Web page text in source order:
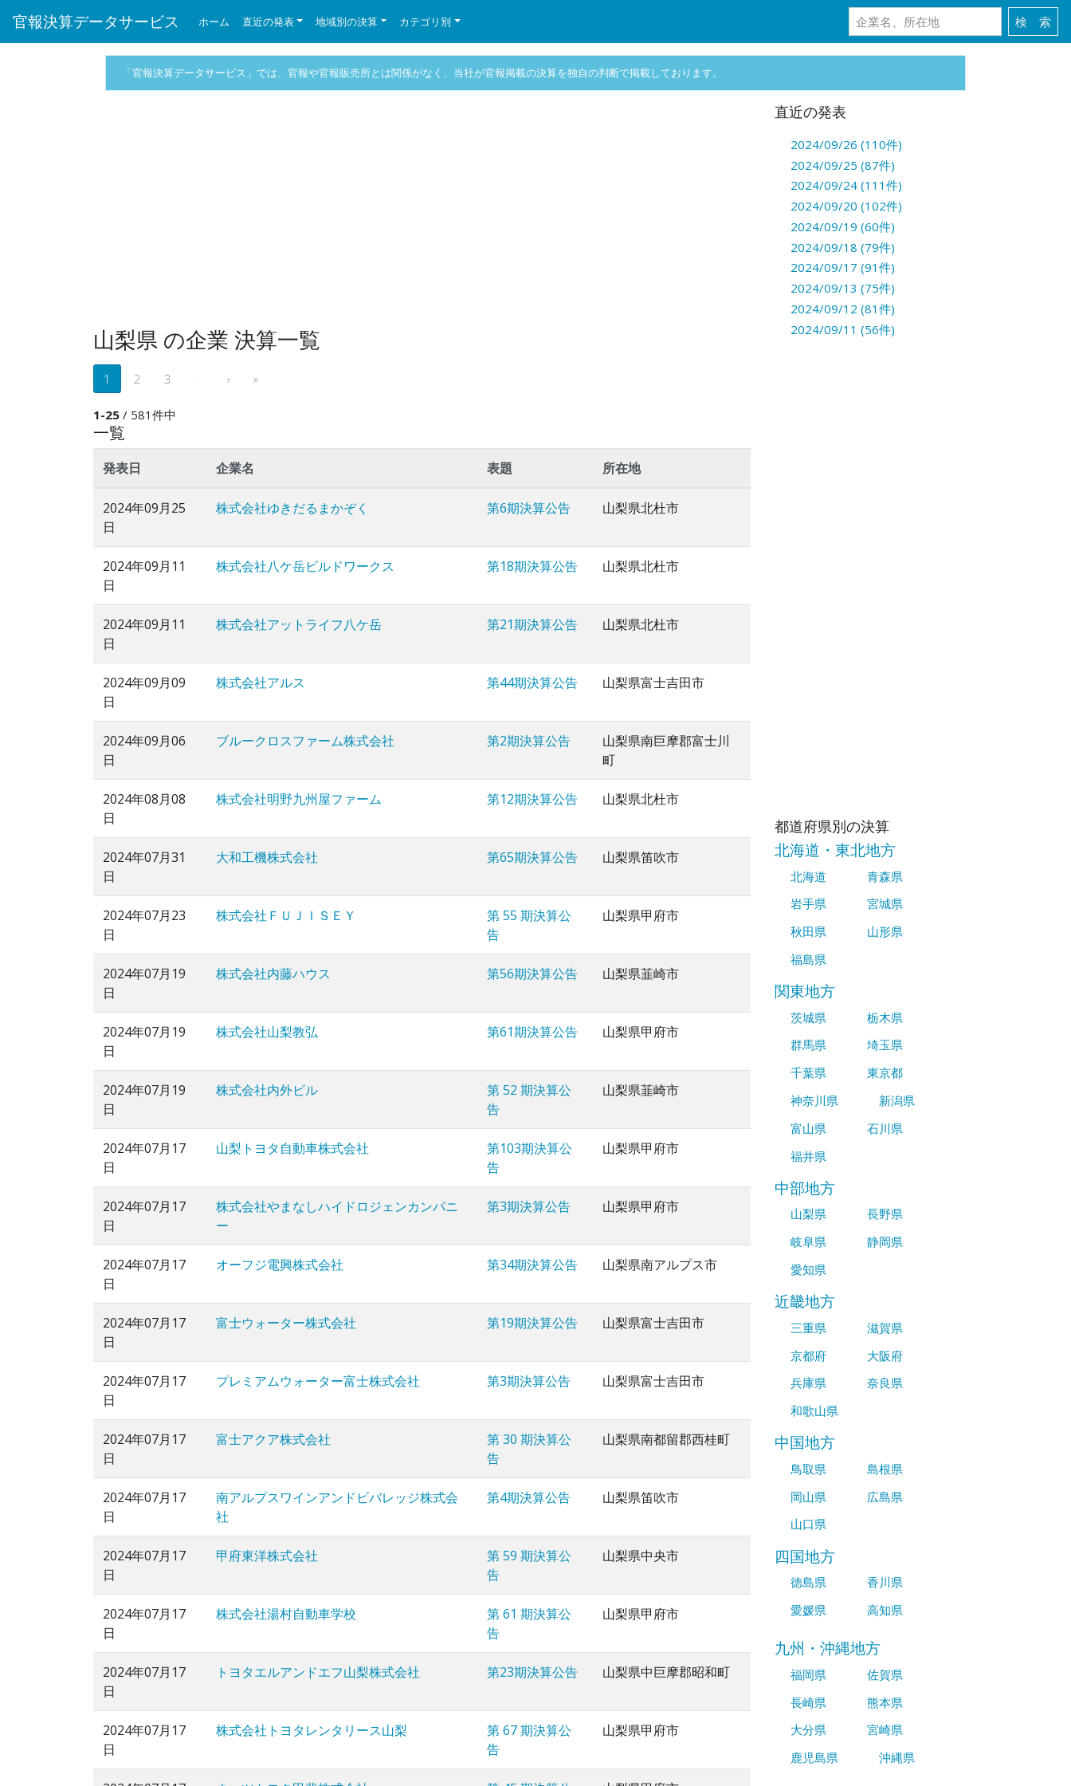
官報決算データサービス ホーム 直近の発表 地域別の決算 カテゴリ別
「官報決算データサービス」では、官報や官報販売所とは関係がなく、当社が官報掲載の決算を独自の判断で掲載しております。
山梨県 の企業 決算一覧
1 2 3 › »
1-25 / 581件中
一覧
発表日 企業名 表題 所在地
2024年09月25
日
株式会社ゆきだるまかぞく 第6期決算公告 山梨県北杜市
2024年09月11
日
株式会社八ケ岳ビルドワークス 第18期決算公告 山梨県北杜市
2024年09月11
日
株式会社アットライフ八ケ岳 第21期決算公告 山梨県北杜市
2024年09月09
日
株式会社アルス 第44期決算公告 山梨県富士吉田市
2024年09月06
日
ブルークロスファーム株式会社 第2期決算公告
山梨県南巨摩郡富士川
町
2024年08月08
日
株式会社明野九州屋ファーム 第12期決算公告 山梨県北杜市
2024年07月31
日
大和工機株式会社 第65期決算公告 山梨県笛吹市
2024年07月23
日
株式会社ＦＵＪＩＳＥＹ
第 55 期決算公
告
山梨県甲府市
2024年07月19
日
株式会社内藤ハウス 第56期決算公告 山梨県韮崎市
2024年07月19
日
株式会社山梨教弘 第61期決算公告 山梨県甲府市
2024年07月19
日
株式会社内外ビル
第 52 期決算公
告
山梨県韮崎市
2024年07月17
日
山梨トヨタ自動車株式会社
第103期決算公
告
山梨県甲府市
2024年07月17
日
株式会社やまなしハイドロジェンカンパニ
ー
第3期決算公告 山梨県甲府市
2024年07月17
日
オーフジ電興株式会社 第34期決算公告 山梨県南アルプス市
2024年07月17
日
富士ウォーター株式会社 第19期決算公告 山梨県富士吉田市
2024年07月17
日
プレミアムウォーター富士株式会社 第3期決算公告 山梨県富士吉田市
2024年07月17
日
富士アクア株式会社
第 30 期決算公
告
山梨県南都留郡西桂町
2024年07月17
日
南アルプスワインアンドビバレッジ株式会
社
第4期決算公告 山梨県笛吹市
2024年07月17
日
甲府東洋株式会社
第 59 期決算公
告
山梨県中央市
2024年07月17
日
株式会社湯村自動車学校
第 61 期決算公
告
山梨県甲府市
2024年07月17
日
トヨタエルアンドエフ山梨株式会社 第23期決算公告 山梨県中巨摩郡昭和町
2024年07月17
日
株式会社トヨタレンタリース山梨
第 67 期決算公
告
山梨県甲府市
直近の発表
2024/09/26 (110件)
2024/09/25 (87件)
2024/09/24 (111件)
2024/09/20 (102件)
2024/09/19 (60件)
2024/09/18 (79件)
2024/09/17 (91件)
2024/09/13 (75件)
2024/09/12 (81件)
2024/09/11 (56件)
都道府県別の決算
北海道・東北地方
北海道
青森県
岩手県
宮城県
秋田県
山形県
福島県
関東地方
茨城県
栃木県
群馬県
埼玉県
千葉県
東京都
神奈川県
新潟県
富山県
石川県
福井県
中部地方
山梨県
長野県
岐阜県
静岡県
愛知県
近畿地方
三重県
滋賀県
京都府
大阪府
兵庫県
奈良県
和歌山県
中国地方
鳥取県
島根県
岡山県
広島県
山口県
四国地方
徳島県
香川県
愛媛県
高知県
九州・沖縄地方
福岡県
佐賀県
長崎県
熊本県
大分県
宮崎県
鹿児島県
沖縄県